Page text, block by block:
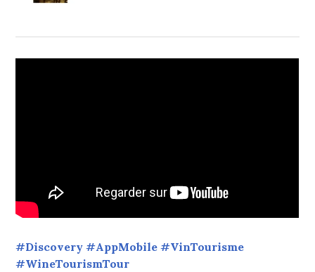
#Discovery #AppMobile #VinTourisme
#WineTourismTour